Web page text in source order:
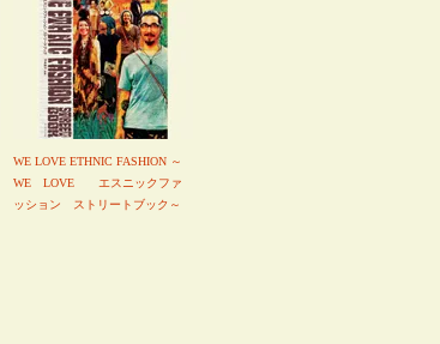
WE LOVE ETHNIC FASHION ～
WE LOVE エスニックファ
ッション ストリートブック～